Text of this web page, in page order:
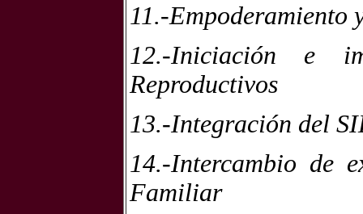
11.-
12.-Iniciación e
Reproductivos
13.-Integración del
14.-Intercambio de
Familiar